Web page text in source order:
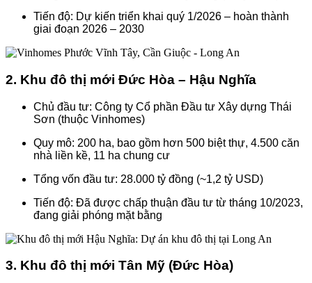
Tiến độ: Dự kiến triển khai quý 1/2026 – hoàn thành
giai đoạn 2026 – 2030
2. Khu đô thị mới Đức Hòa – Hậu Nghĩa
Chủ đầu tư: Công ty Cổ phần Đầu tư Xây dựng Thái
Sơn (thuộc Vinhomes)
Quy mô: 200 ha, bao gồm hơn 500 biệt thự, 4.500 căn
nhà liền kề, 11 ha chung cư
Tổng vốn đầu tư: 28.000 tỷ đồng (~1,2 tỷ USD)
Tiến độ: Đã được chấp thuận đầu tư từ tháng 10/2023,
đang giải phóng mặt bằng
3. Khu đô thị mới Tân Mỹ (Đức Hòa)